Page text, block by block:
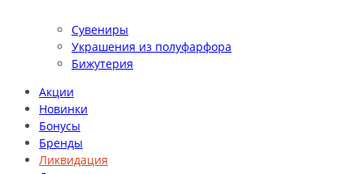
Сувениры
Украшения из полуфарфора
Бижутерия
Акции
Новинки
Бонусы
Бренды
Ликвидация